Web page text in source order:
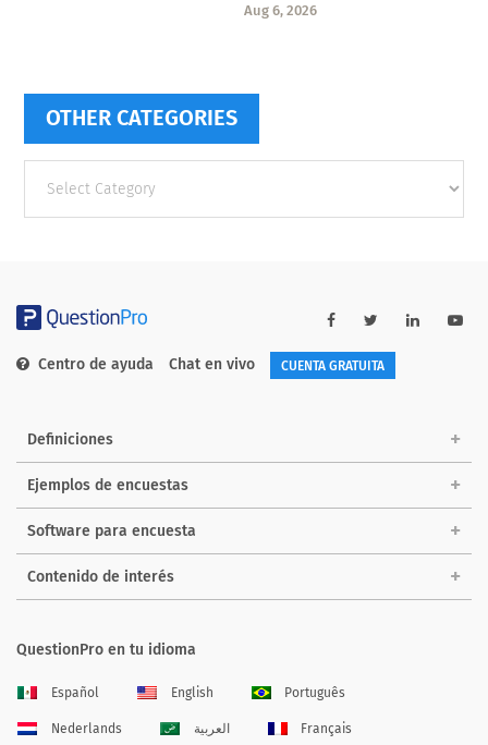
Aug 6, 2026
OTHER CATEGORIES
categories
Centro de ayuda Chat en vivo CUENTA GRATUITA
Definiciones
Ejemplos de encuestas
Software para encuesta
Contenido de interés
QuestionPro en tu idioma
Español English Português
Nederlands العربية Français